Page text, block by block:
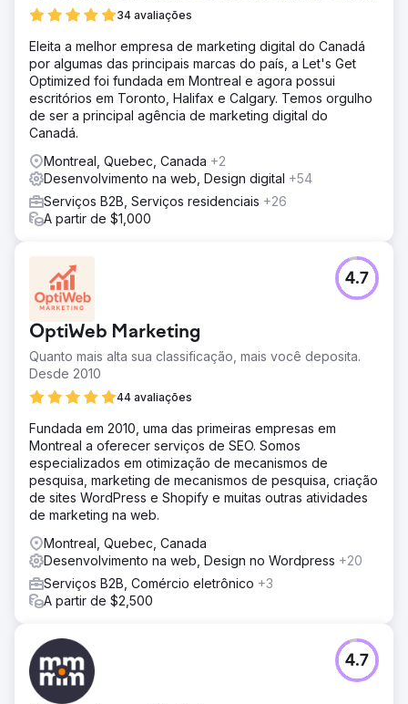
34 avaliações
Eleita a melhor empresa de marketing digital do Canadá
por algumas das principais marcas do país, a Let's Get
Optimized foi fundada em Montreal e agora possui
escritórios em Toronto, Halifax e Calgary. Temos orgulho
de ser a principal agência de marketing digital do
Canadá.
Montreal, Quebec, Canada +2
Desenvolvimento na web, Design digital +54
Serviços B2B, Serviços residenciais +26
A partir de $1,000
OptiWeb Marketing
Quanto mais alta sua classificação, mais você deposita.
Desde 2010
44 avaliações
4.7
Fundada em 2010, uma das primeiras empresas em
Montreal a oferecer serviços de SEO. Somos
especializados em otimização de mecanismos de
pesquisa, marketing de mecanismos de pesquisa, criação
de sites WordPress e Shopify e muitas outras atividades
de marketing na web.
Montreal, Quebec, Canada
Desenvolvimento na web, Design no Wordpress +20
Serviços B2B, Comércio eletrônico +3
A partir de $2,500
4.7